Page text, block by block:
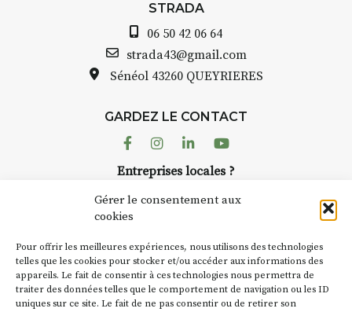
Gérer le consentement aux
cookies
Pour offrir les meilleures expériences, nous utilisons des technologies
telles que les cookies pour stocker et/ou accéder aux informations des
appareils. Le fait de consentir à ces technologies nous permettra de
traiter des données telles que le comportement de navigation ou les ID
uniques sur ce site. Le fait de ne pas consentir ou de retirer son
STRADA
06 50 42 06 64
strada43@gmail.com
Sénéol 43260 QUEYRIERES
GARDEZ LE CONTACT
FacebookInstagram
LinkedinYoutube
Entreprises locales ?
Suivez toute l'actu de Strada